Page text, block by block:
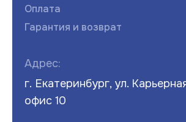
Оплата
Гарантия и возврат
Адрес:
г. Екатеринбург, ул.
офис 10